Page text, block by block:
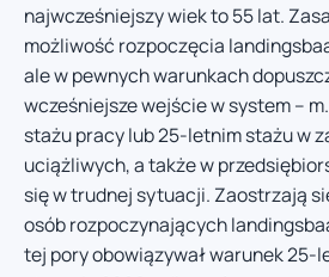
najwcześniejszy wiek to 55 lat.
możliwość rozpoczęcia
ale w pewnych warunkach
wcześniejsze wejście w system –
stażu pracy lub 25-letnim stażu w
uciążliwych, a także w
się w trudnej sytuacji. Zaostrzają
osób rozpoczynających
tej pory obowiązywał warunek 25-